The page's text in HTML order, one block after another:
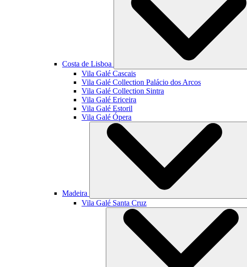
Costa de Lisboa
Vila Galé Cascais
Vila Galé Collection Palácio dos Arcos
Vila Galé Collection Sintra
Vila Galé Ericeira
Vila Galé Estoril
Vila Galé Ópera
Madeira
Vila Galé Santa Cruz